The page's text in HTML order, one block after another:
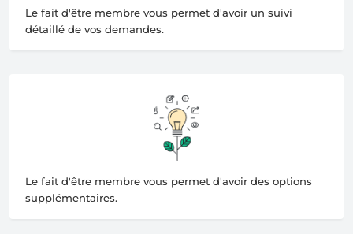
Le fait d'être membre vous permet d'avoir un suivi
détaillé de vos demandes.
Le fait d'être membre vous permet d'avoir des options
supplémentaires.